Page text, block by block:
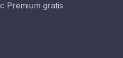
Premium gratis